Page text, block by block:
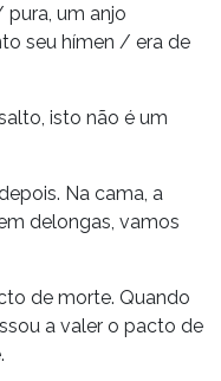
um anjo
seu hímen / era de
isto não é um
Na cama, a
delongas, vamos
de morte. Quando
a valer o pacto de